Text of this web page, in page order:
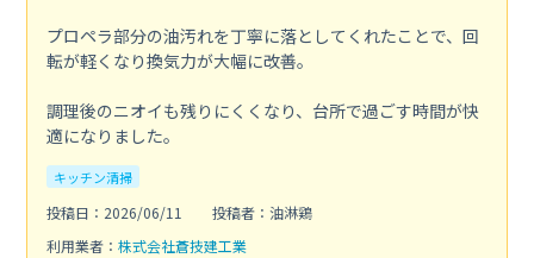
プロペラ部分の油汚れを丁寧に落としてくれたことで、回
転が軽くなり換気力が大幅に改善。
調理後のニオイも残りにくくなり、台所で過ごす時間が快
適になりました。
キッチン清掃
投稿日：2026/06/11
投稿者：油淋鶏
利用業者： 株式会社蒼技建工業